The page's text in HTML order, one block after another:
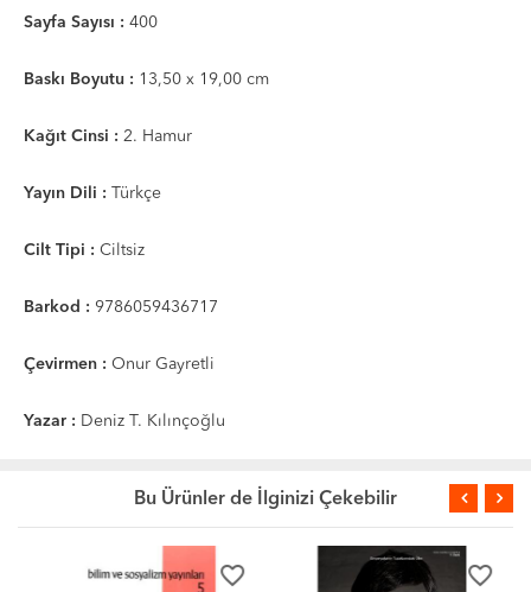
Sayfa Sayısı : 400
Baskı Boyutu : 13,50 x 19,00 cm
Kağıt Cinsi : 2. Hamur
Yayın Dili : Türkçe
Cilt Tipi : Ciltsiz
Barkod : 9786059436717
Çevirmen : Onur Gayretli
Yazar : Deniz T. Kılınçoğlu
Bu Ürünler de İlginizi Çekebilir
favorite_border favorite_border